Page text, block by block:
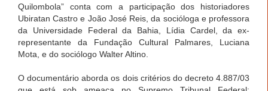
Quilombola” conta com a participação dos historiadores
Ubiratan Castro e João José Reis, da socióloga e professora
da Universidade Federal da Bahia, Lídia Cardel, da ex-
representante da Fundação Cultural Palmares, Luciana
Mota, e do sociólogo Walter Altino.
O documentário aborda os dois critérios do decreto 4.887/03